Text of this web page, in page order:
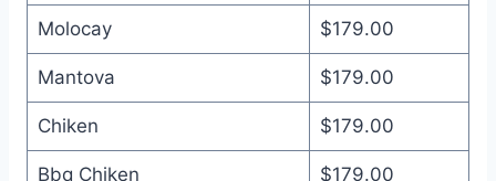
Molocay $179.00
Mantova $179.00
Chiken $179.00
Bbq Chiken $179.00